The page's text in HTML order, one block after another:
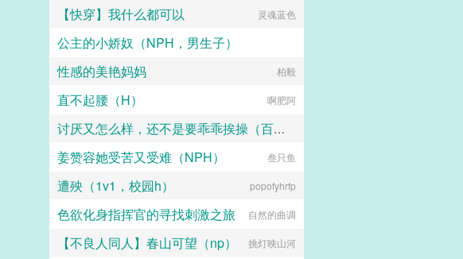
【快穿】我什么都可以 灵魂蓝色
公主的小娇奴（NPH，男生子）
请药师赐福于我胞
性感的美艳妈妈 柏毅
直不起腰（H） 啊肥阿
讨厌又怎么样，还不是要乖乖挨操（百合H）
性无能天使
姜赞容她受苦又受难（NPH） 叁只鱼
遭殃（1v1，校园h） popofyhrfp
色欲化身指挥官的寻找刺激之旅 自然的曲调
【不良人同人】春山可望（np） 挑灯映山河